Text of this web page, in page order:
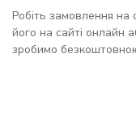
Робіть замовлення на
його на сайті онлайн
зробимо